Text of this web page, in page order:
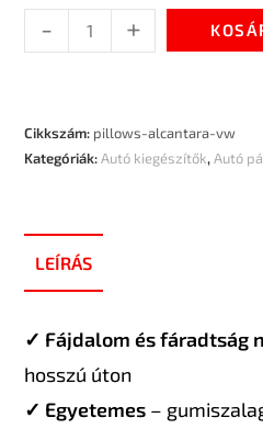
- +
Cikkszám: pillows-alcantara-vw
Kategóriák:Autó kiegészítők,Autó
LEÍRÁS
✓ Fájdalom és fáradtság
hosszú úton
✓ Egyetemes –